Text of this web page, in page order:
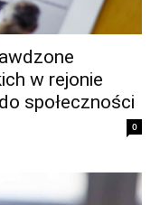
w rejonie
społeczności
0